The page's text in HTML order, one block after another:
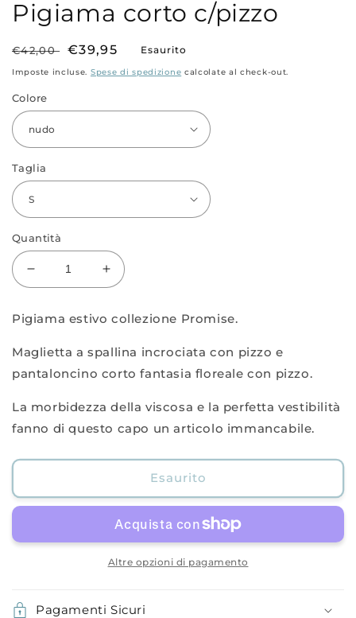
Pigiama corto c/pizzo
Prezzo
di
€42,00
Prezzo
scontato
€39,95 Esaurito
Imposte incluse. Spese di spedizione calcolate al check-out.
Colore
Taglia
Quantità
Diminuisci
quantità
Pigiama
c/pizzo
Aumenta
quantità
Pigiama
c/pizzo
Pigiama estivo collezione Promise.
Maglietta a spallina incrociata con pizzo e
pantaloncino corto fantasia floreale con pizzo.
La morbidezza della viscosa e la perfetta vestibilità
fanno di questo capo un articolo immancabile.
Esaurito
Altre opzioni di pagamento
Pagamenti Sicuri